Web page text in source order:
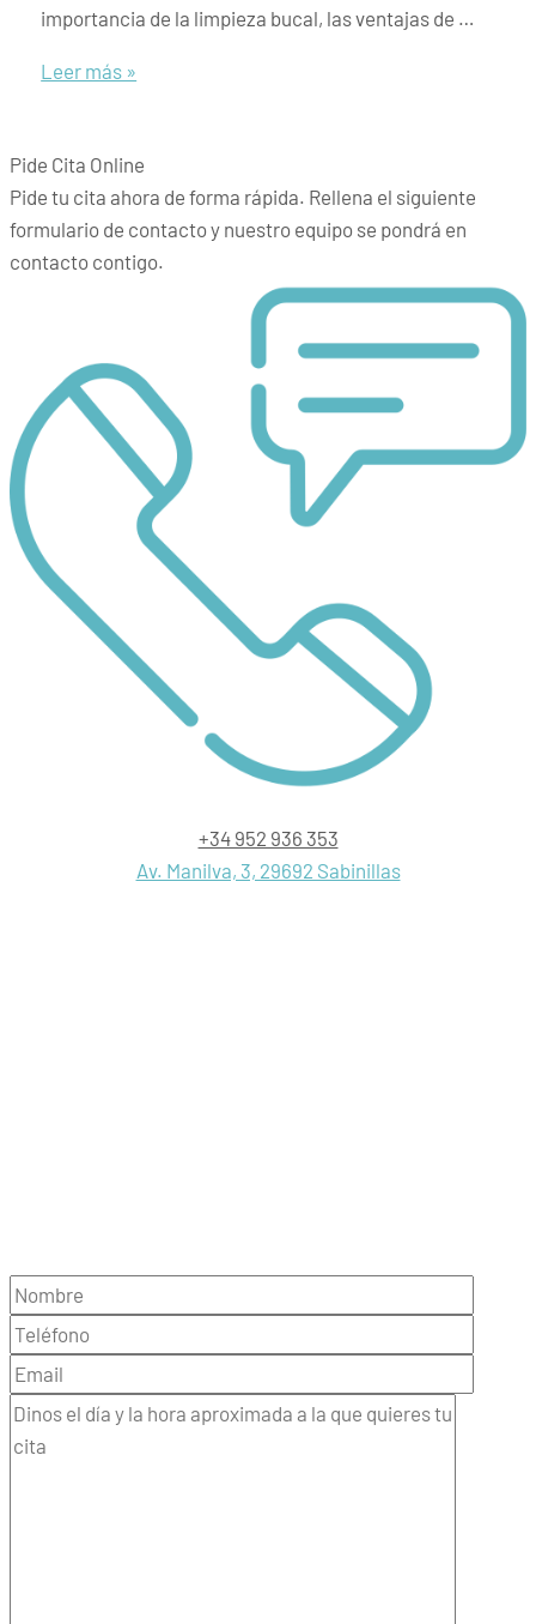
importancia de la limpieza bucal, las ventajas de …
Las
una
limpieza
dental
Leer más »
Pide Cita Online
Pide tu cita ahora de forma rápida. Rellena el siguiente
formulario de contacto y nuestro equipo se pondrá en
contacto contigo.
+34 952 936 353
Av. Manilva, 3, 29692 Sabinillas